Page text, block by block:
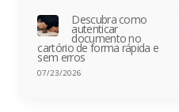
Descubra como
autenticar
documento no
cartório de forma rápida e
sem erros
07/23/2026